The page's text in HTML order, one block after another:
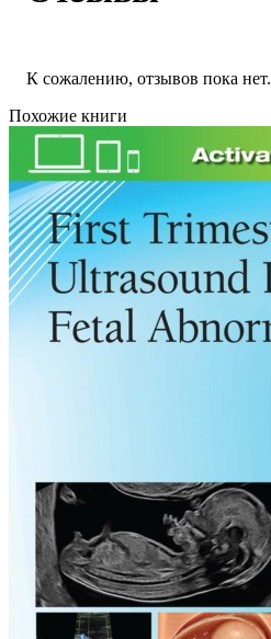
К сожалению, отзывов пока нет.
Похожие книги